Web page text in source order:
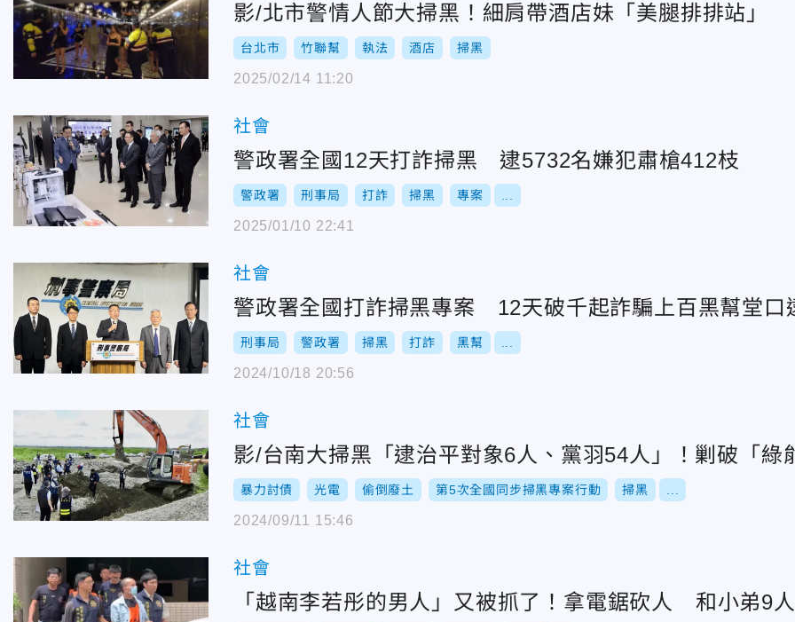
影/北市警情人節大掃黑！細肩帶酒店妹「美腿排排站」
台北市 竹聯幫 執法 酒店 掃黑
2025/02/14 11:20
社會
警政署全國12天打詐掃黑 逮5732名嫌犯肅槍412枝
警政署 刑事局 打詐 掃黑 專案
2025/01/10 22:41
社會
警政署全國打詐掃黑專案 12天破千起詐騙上百黑幫堂口
刑事局 警政署 掃黑 打詐 黑幫
2024/10/18 20:56
社會
影/台南大掃黑「逮治平對象6人、黨羽54人」！剿破「綠
暴力討債 光電 偷倒廢土 第5次全國同步掃黑專案行動 掃黑
2024/09/11 15:46
社會
「越南李若彤的男人」又被抓了！拿電鋸砍人 和小弟9